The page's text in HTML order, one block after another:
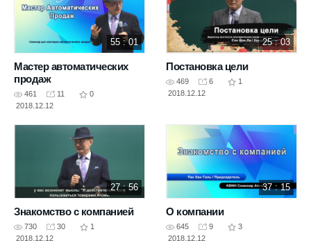
55 : 01
Мастер автоматических
продаж
461 11
0
2018.12.12
25 : 03
Постановка цели
469 6
1
2018.12.12
27 : 56
Знакомство с компанией
730 30
1
2018.12.12
37 : 15
О компании
645 9
3
2018.12.12